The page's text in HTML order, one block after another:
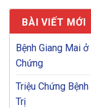
BÀI VIẾT MỚI
Bệnh Giang Mai
Chứng
Triệu Chứng
Trị